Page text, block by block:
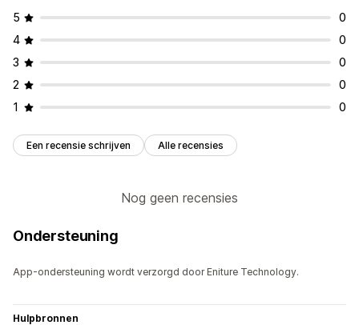
5
0
4
0
3
0
2
0
1
0
Een recensie schrijven Alle recensies
Nog geen recensies
Ondersteuning
App-ondersteuning wordt verzorgd door Eniture Technology.
Hulpbronnen